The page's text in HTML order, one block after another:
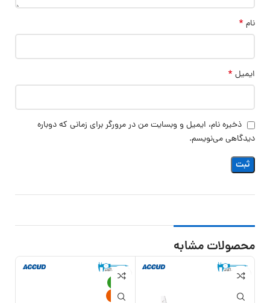
نام *
ایمیل *
ذخیره نام، ایمیل و وبسایت من در مرورگر برای زمانی که دوباره
دیدگاهی می‌نویسم.
محصولات مشابه
-20%
جدید